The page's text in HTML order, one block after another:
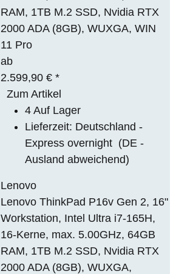
RAM, 1TB M.2 SSD, Nvidia RTX
2000 ADA (8GB), WUXGA, WIN
11 Pro
ab
2.599,90 €*
Zum Artikel
4 Auf Lager
Lieferzeit: Deutschland -
Express overnight (DE -
Ausland abweichend)
Lenovo
Lenovo ThinkPad P16v Gen 2, 16"
Workstation, Intel Ultra i7-165H,
16-Kerne, max. 5.00GHz, 64GB
RAM, 1TB M.2 SSD, Nvidia RTX
2000 ADA (8GB), WUXGA,